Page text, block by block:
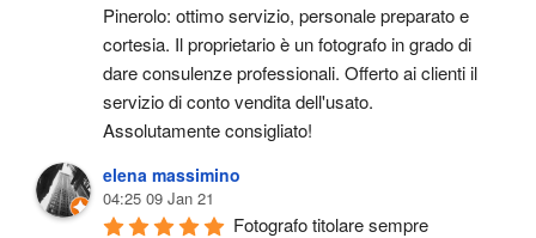
Pinerolo: ottimo servizio, personale preparato e
cortesia. Il proprietario è un fotografo in grado di
dare consulenze professionali. Offerto ai clienti il
servizio di conto vendita dell'usato.
Assolutamente consigliato!
elena massimino
04:25 09 Jan 21
Fotografo titolare sempre